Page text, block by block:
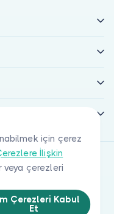
için çerez
İlişkin
veya çerezleri
Çerezleri Kabul
Et